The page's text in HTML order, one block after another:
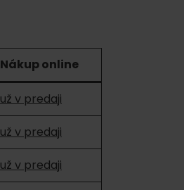
Nákup online
už v predaji
už v predaji
už v predaji